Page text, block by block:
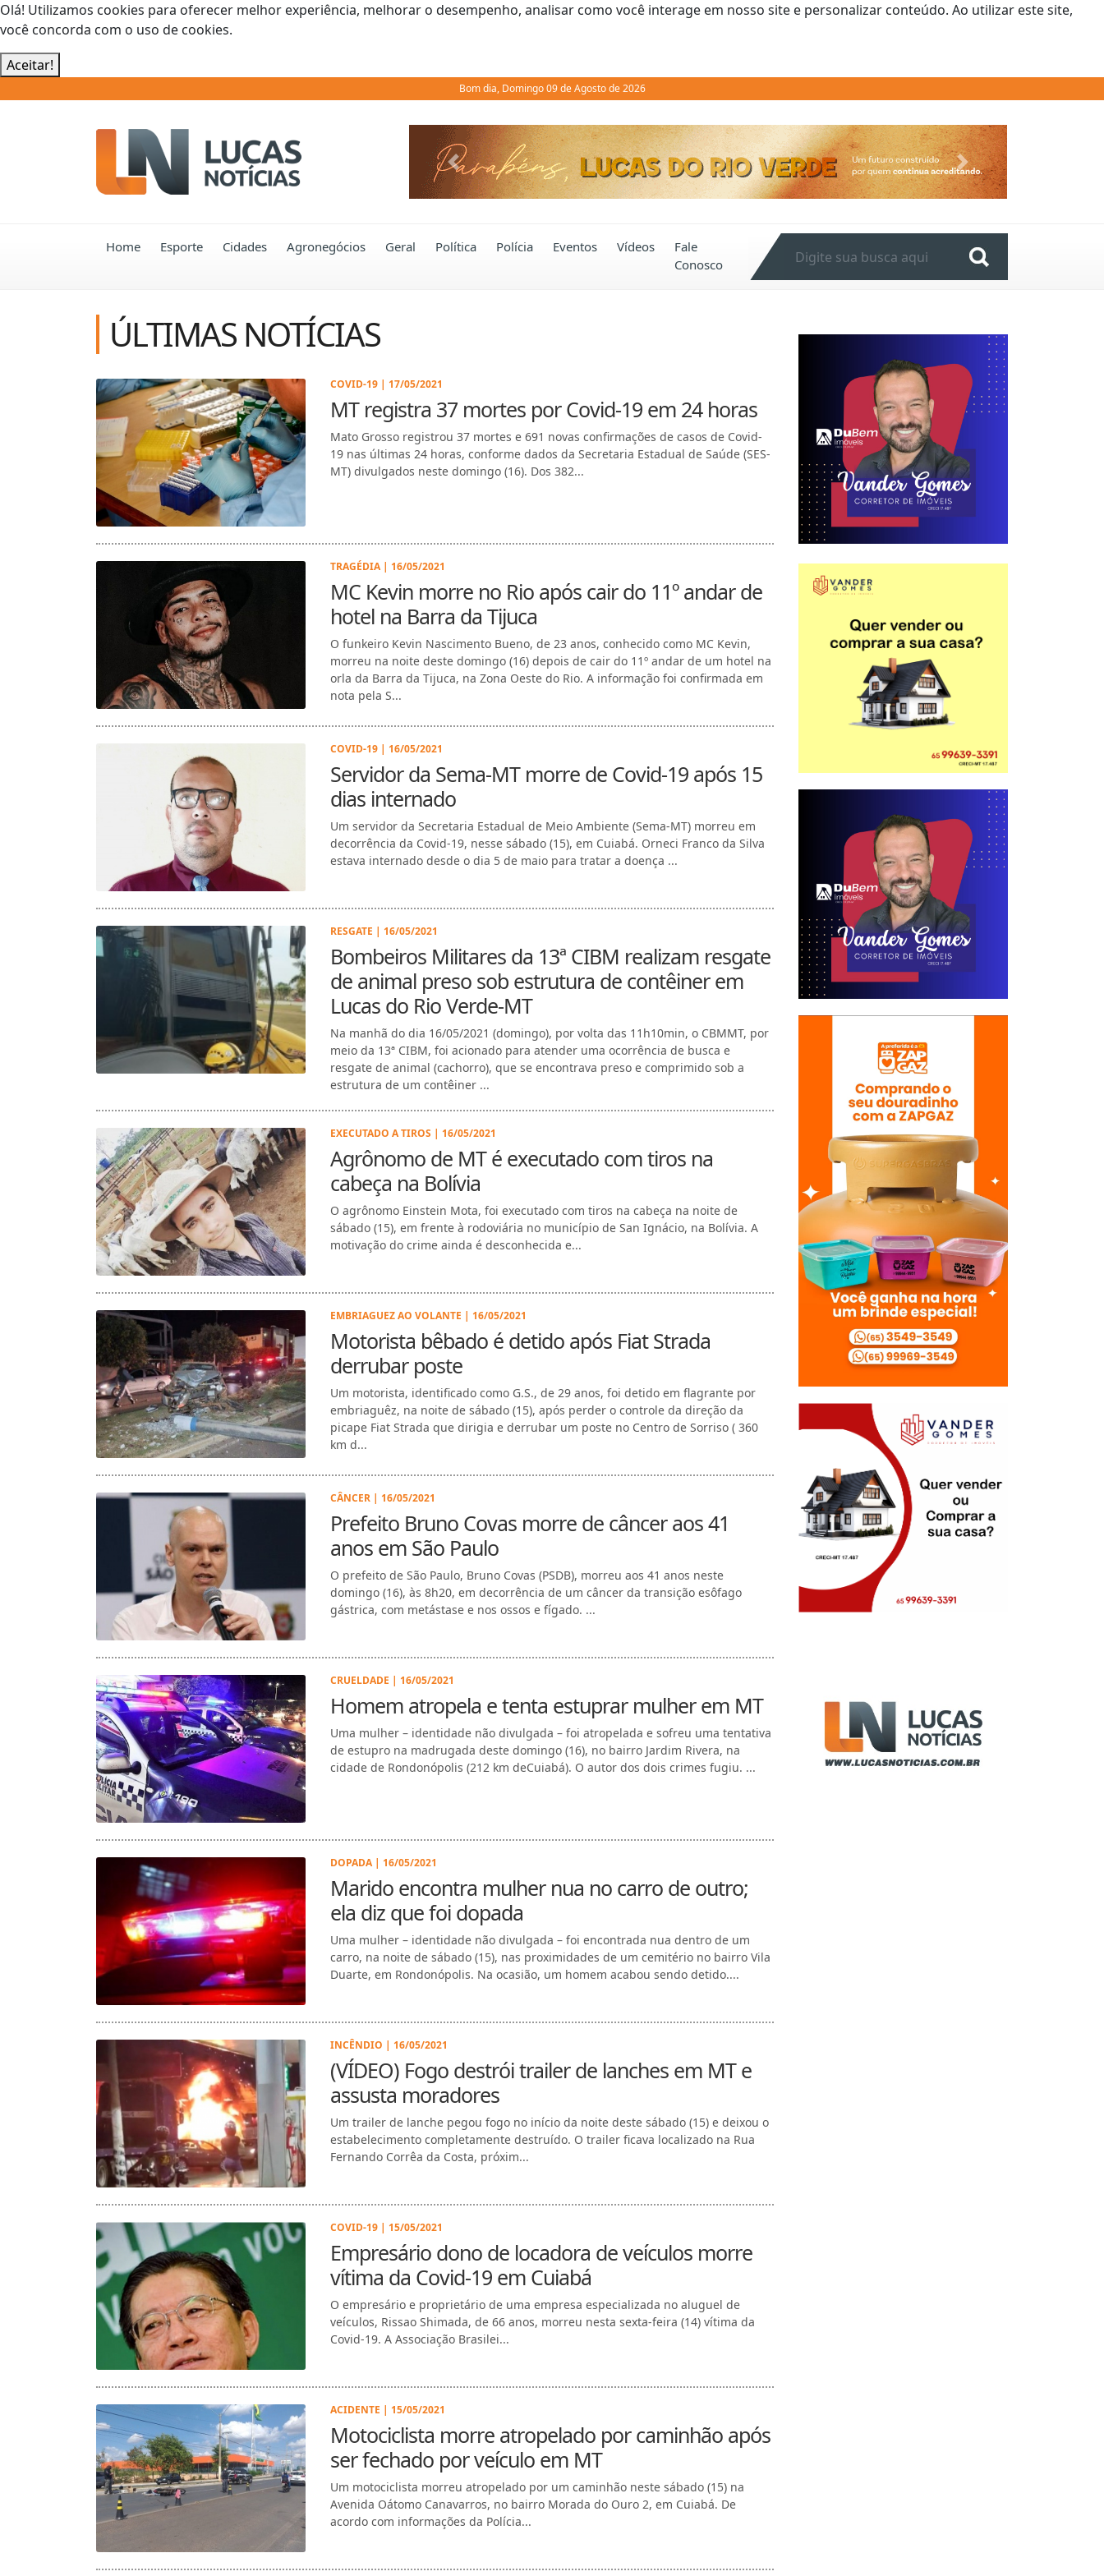
Olá! Utilizamos cookies para oferecer melhor experiência, melhorar o desempenho, analisar como você interage em nosso site e personalizar conteúdo. Ao utilizar este site,
você concorda com o uso de cookies.
Aceitar!
Bom dia, Domingo 09 de Agosto de 2026
Previous Next
Home Esporte Cidades Agronegócios Geral Política Polícia Eventos Vídeos
Fale
Conosco
ÚLTIMAS NOTÍCIAS
COVID-19 | 17/05/2021
MT registra 37 mortes por Covid-19 em 24 horas
Mato Grosso registrou 37 mortes e 691 novas confirmações de casos de Covid-
19 nas últimas 24 horas, conforme dados da Secretaria Estadual de Saúde (SES-
MT) divulgados neste domingo (16). Dos 382...
TRAGÉDIA | 16/05/2021
MC Kevin morre no Rio após cair do 11º andar de
hotel na Barra da Tijuca
O funkeiro Kevin Nascimento Bueno, de 23 anos, conhecido como MC Kevin,
morreu na noite deste domingo (16) depois de cair do 11º andar de um hotel na
orla da Barra da Tijuca, na Zona Oeste do Rio. A informação foi confirmada em
nota pela S...
COVID-19 | 16/05/2021
Servidor da Sema-MT morre de Covid-19 após 15
dias internado
Um servidor da Secretaria Estadual de Meio Ambiente (Sema-MT) morreu em
decorrência da Covid-19, nesse sábado (15), em Cuiabá. Orneci Franco da Silva
estava internado desde o dia 5 de maio para tratar a doença ...
RESGATE | 16/05/2021
Bombeiros Militares da 13ª CIBM realizam resgate
de animal preso sob estrutura de contêiner em
Lucas do Rio Verde-MT
Na manhã do dia 16/05/2021 (domingo), por volta das 11h10min, o CBMMT, por
meio da 13ª CIBM, foi acionado para atender uma ocorrência de busca e
resgate de animal (cachorro), que se encontrava preso e comprimido sob a
estrutura de um contêiner ...
EXECUTADO A TIROS | 16/05/2021
Agrônomo de MT é executado com tiros na
cabeça na Bolívia
O agrônomo Einstein Mota, foi executado com tiros na cabeça na noite de
sábado (15), em frente à rodoviária no município de San Ignácio, na Bolívia. A
motivação do crime ainda é desconhecida e...
EMBRIAGUEZ AO VOLANTE | 16/05/2021
Motorista bêbado é detido após Fiat Strada
derrubar poste
Um motorista, identificado como G.S., de 29 anos, foi detido em flagrante por
embriaguêz, na noite de sábado (15), após perder o controle da direção da
picape Fiat Strada que dirigia e derrubar um poste no Centro de Sorriso ( 360
km d...
CÂNCER | 16/05/2021
Prefeito Bruno Covas morre de câncer aos 41
anos em São Paulo
O prefeito de São Paulo, Bruno Covas (PSDB), morreu aos 41 anos neste
domingo (16), às 8h20, em decorrência de um câncer da transição esôfago
gástrica, com metástase e nos ossos e fígado. ...
CRUELDADE | 16/05/2021
Homem atropela e tenta estuprar mulher em MT
Uma mulher – identidade não divulgada – foi atropelada e sofreu uma tentativa
de estupro na madrugada deste domingo (16), no bairro Jardim Rivera, na
cidade de Rondonópolis (212 km deCuiabá). O autor dos dois crimes fugiu. ...
DOPADA | 16/05/2021
Marido encontra mulher nua no carro de outro;
ela diz que foi dopada
Uma mulher – identidade não divulgada – foi encontrada nua dentro de um
carro, na noite de sábado (15), nas proximidades de um cemitério no bairro Vila
Duarte, em Rondonópolis. Na ocasião, um homem acabou sendo detido....
INCÊNDIO | 16/05/2021
(VÍDEO) Fogo destrói trailer de lanches em MT e
assusta moradores
Um trailer de lanche pegou fogo no início da noite deste sábado (15) e deixou o
estabelecimento completamente destruído. O trailer ficava localizado na Rua
Fernando Corrêa da Costa, próxim...
COVID-19 | 15/05/2021
Empresário dono de locadora de veículos morre
vítima da Covid-19 em Cuiabá
O empresário e proprietário de uma empresa especializada no aluguel de
veículos, Rissao Shimada, de 66 anos, morreu nesta sexta-feira (14) vítima da
Covid-19. A Associação Brasilei...
ACIDENTE | 15/05/2021
Motociclista morre atropelado por caminhão após
ser fechado por veículo em MT
Um motociclista morreu atropelado por um caminhão neste sábado (15) na
Avenida Oátomo Canavarros, no bairro Morada do Ouro 2, em Cuiabá. De
acordo com informações da Polícia...